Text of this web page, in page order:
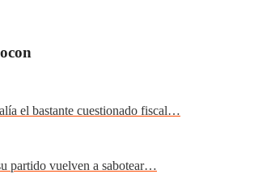
el bastante cuestionado fiscal…
partido vuelven a sabotear…